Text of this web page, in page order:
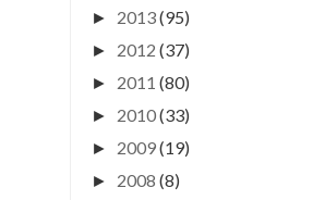
► 2013(95)
► 2012 (37)
► 2011 (80)
► 2010(33)
► 2009(19)
► 2008 (8)